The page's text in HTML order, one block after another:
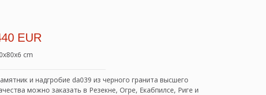
EUR
cm
и надгробие da039 из черного гранита высшего
можно заказать в Резекне, Огре, Екабпилсе, Риге и